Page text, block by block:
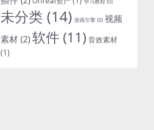
学习教程 (0)
未分类 (14) 游戏引擎 (0) 视频
素材 (2)软件 (11)音效素材
(1)